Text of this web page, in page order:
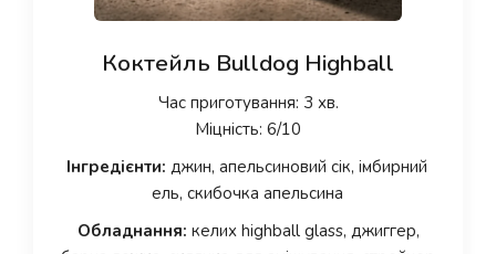
Коктейль Bulldog Highball
Час приготування: 3 хв.
Міцність: 6/10
Інгредієнти: джин, апельсиновий сік, імбирний
ель, скибочка апельсина
Обладнання: келих highball glass, джиггер,